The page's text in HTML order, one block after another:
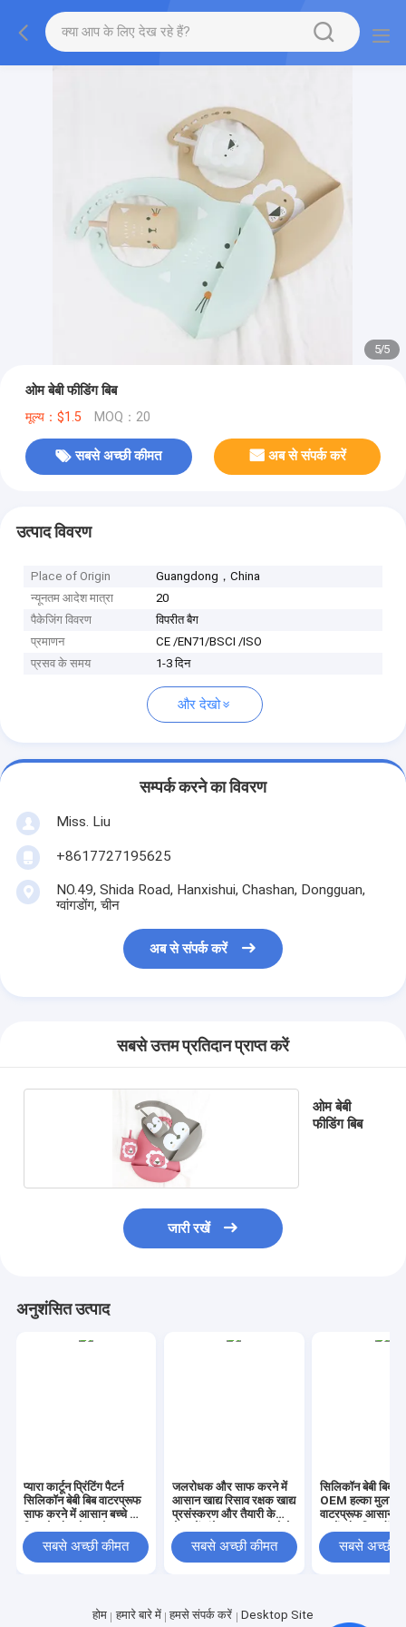
5/5
ओम बेबी फीडिंग बिब
मूल्य：$1.5 MOQ：20
सबसे अच्छी कीमत अब से संपर्क करें
उत्पाद विवरण
Place of Origin
Guangdong，China
न्यूनतम आदेश मात्रा
20
पैकेजिंग विवरण
विपरीत बैग
प्रमाणन
CE /EN71/BSCI /ISO
प्रसव के समय
1-3 दिन
और देखो
सम्पर्क करने का विवरण
Miss. Liu
+8617727195625
NO.49, Shida Road, Hanxishui, Chashan, Dongguan,
ग्वांगडोंग, चीन
अब से संपर्क करें
सबसे उत्तम प्रतिदान प्राप्त करें
ओम बेबी
फीडिंग बिब
जारी रखें
अनुशंसित उत्पाद
प्यारा कार्टून प्रिंटिंग पैटर्न
सिलिकॉन बेबी बिब वाटरप्रूफ
साफ करने में आसान बच्चे को
सुरक्षा के लिए आदर्श
सबसे अच्छी कीमत
जलरोधक और साफ करने में
आसान खाद्य रिसाव रक्षक खाद्य
प्रसंस्करण और तैयारी के
लिए डिज़ाइन किया गया
सबसे अच्छी कीमत
सिलिकॉन बेबी बिब
OEM हल्का
वाटरप्रूफ आसान
फीडिंग एसेंशियल
सबसे अच्छी
होम हमारे बारे में हमसे संपर्क करें
Desktop Site